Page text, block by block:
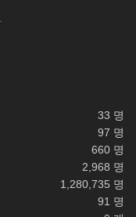
33 명
97 명
660 명
2,968 명
1,280,735 명
91 명